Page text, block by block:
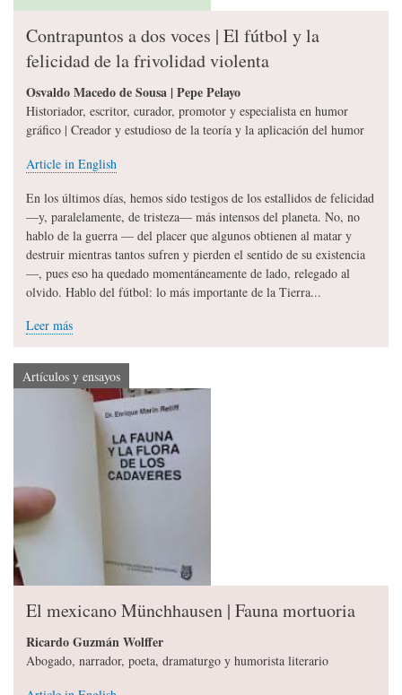
Contrapuntos a dos voces | El fútbol y la
felicidad de la frivolidad violenta
Osvaldo Macedo de Sousa | Pepe Pelayo
Historiador, escritor, curador, promotor y especialista en humor
gráfico | Creador y estudioso de la teoría y la aplicación del humor
Article in English
En los últimos días, hemos sido testigos de los estallidos de felicidad
—y, paralelamente, de tristeza— más intensos del planeta. No, no
hablo de la guerra — del placer que algunos obtienen al matar y
destruir mientras tantos sufren y pierden el sentido de su existencia
—, pues eso ha quedado momentáneamente de lado, relegado al
olvido. Hablo del fútbol: lo más importante de la Tierra...
Leer más
Artículos y ensayos
El mexicano Münchhausen | Fauna mortuoria
Ricardo Guzmán Wolffer
Abogado, narrador, poeta, dramaturgo y humorista literario